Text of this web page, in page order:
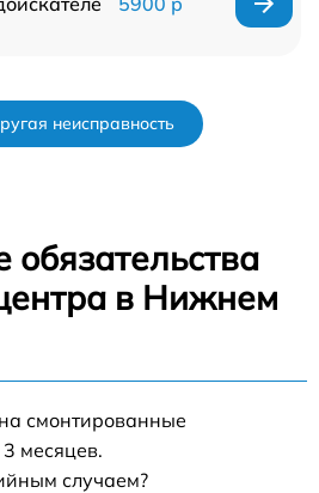
неисправность
обязательства
в Нижнем
смонтированные
месяцев.
случаем?